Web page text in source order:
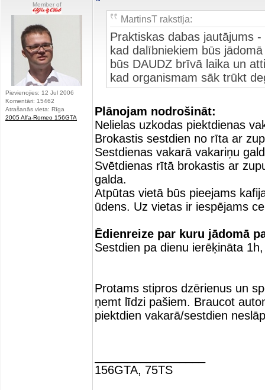
Member of
Pievienojies: 12 Jul 2006
Komentāri: 15462
Atrašanās vieta: Rīga
2005 Alfa-Romeo 156GTA
MartinsT rakstīja:
Praktiskas dabas jautājums
kad dalībniekiem būs
būs DAUDZ brīvā laika un
kad organismam sāk trūkt
Plānojam nodrošināt:
Nelielas uzkodas piektdienas
Brokastis sestdien no rīta ar
Sestdienas vakarā vakariņu
Svētdienas rītā brokastis ar
galda.
Atpūtas vietā būs pieejams
ūdens. Uz vietas ir iespējams
Ēdienreize par kuru jādomā
Sestdien pa dienu ierēķināta
Protams stipros dzērienus un
ņemt līdzi pašiem. Braucot
piektdien vakarā/sestdien
156GTA, 75TS